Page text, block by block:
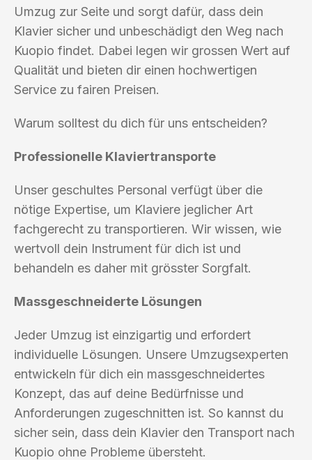
Umzug zur Seite und sorgt dafür, dass dein
Klavier sicher und unbeschädigt den Weg nach
Kuopio findet. Dabei legen wir grossen Wert auf
Qualität und bieten dir einen hochwertigen
Service zu fairen Preisen.
Warum solltest du dich für uns entscheiden?
Professionelle Klaviertransporte
Unser geschultes Personal verfügt über die
nötige Expertise, um Klaviere jeglicher Art
fachgerecht zu transportieren. Wir wissen, wie
wertvoll dein Instrument für dich ist und
behandeln es daher mit grösster Sorgfalt.
Massgeschneiderte Lösungen
Jeder Umzug ist einzigartig und erfordert
individuelle Lösungen. Unsere Umzugsexperten
entwickeln für dich ein massgeschneidertes
Konzept, das auf deine Bedürfnisse und
Anforderungen zugeschnitten ist. So kannst du
sicher sein, dass dein Klavier den Transport nach
Kuopio ohne Probleme übersteht.